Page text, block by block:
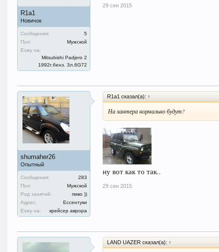
R1a1
Новичок
Сообщения:
5
Пол:
Мужской
Езжу на:
Mitsubishi Padjero 2
1992г.бенз. 3л.6G72
29 сен 2015
shumaher26
Опытный
Сообщения:
283
Пол:
Мужской
Род занятий:
пиво ))
Адрес:
Ессентуки
Езжу на:
крейсер аврора
R1a1 сказал(а): ↑
На хантера нормально будут?
ну вот как то так..
29 сен 2015
LAND UAZER сказал(а): ↑